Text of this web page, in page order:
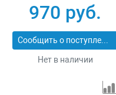
49721
970 руб.
Сообщить о поступлении
Нет в наличии